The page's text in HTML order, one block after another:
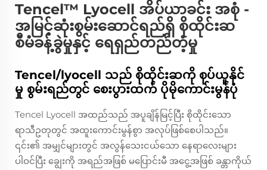
Tencel™ Lyocell အိပ်ယာခင်း အစုံ -
အမြင့်ဆုံးစွမ်းဆောင်ရည်ရှိ စိုထိုင်းဆ
စီမံခန့်ခွဲမှုနှင့် ရေရှည်တည်တံ့မှု
Tencel/lyocell သည် စိုထိုင်းဆကို စုပ်ယူနိုင်
မှု စွမ်းရည်တွင် စေးပွားထက် ပိုမိုကောင်းမွန်ပုံ
Tencel Lyocell အထည်သည် အပူချိန်မြင့်ပြီး စိုထိုင်းသော
ရာသီဥတုတွင် အထူးကောင်းမွန်စွာ အလုပ်ဖြစ်စေပါသည်။
၎င်း၏ အမျှင်များတွင် အလွန်သေးငယ်သော နေရာလေးများ
ပါဝင်ပြီး ချွေးကို အရည်အဖြစ် မပြောင်းမီ အငွေ့အဖြစ် ခန္တာကိုယ်